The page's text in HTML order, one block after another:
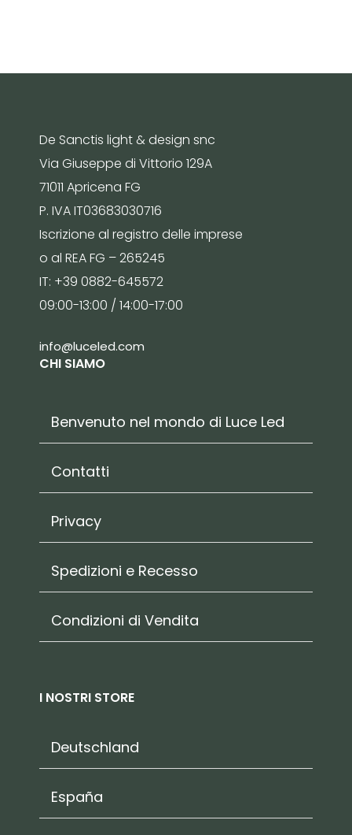
De Sanctis light & design snc
Via Giuseppe di Vittorio 129A
71011 Apricena FG
P. IVA IT03683030716
Iscrizione al registro delle imprese
o al REA FG – 265245
IT: +39 0882-645572
09:00-13:00 / 14:00-17:00
info@luceled.com
CHI SIAMO
Benvenuto nel mondo di Luce Led
Contatti
Privacy
Spedizioni e Recesso
Condizioni di Vendita
I NOSTRI STORE
Deutschland
España